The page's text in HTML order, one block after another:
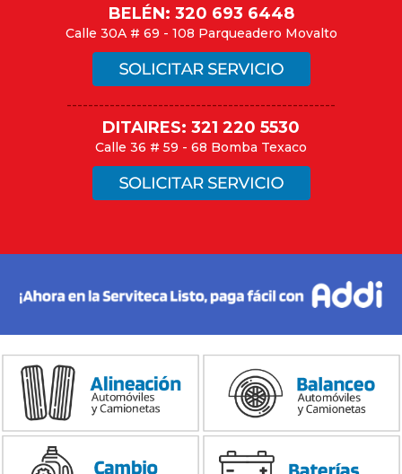
BELÉN: 320 693 6448
Calle 30A # 69 - 108 Parqueadero Movalto
--------------------------------------------------
DITAIRES: 321 220 5530
Calle 36 # 59 - 68 Bomba Texaco